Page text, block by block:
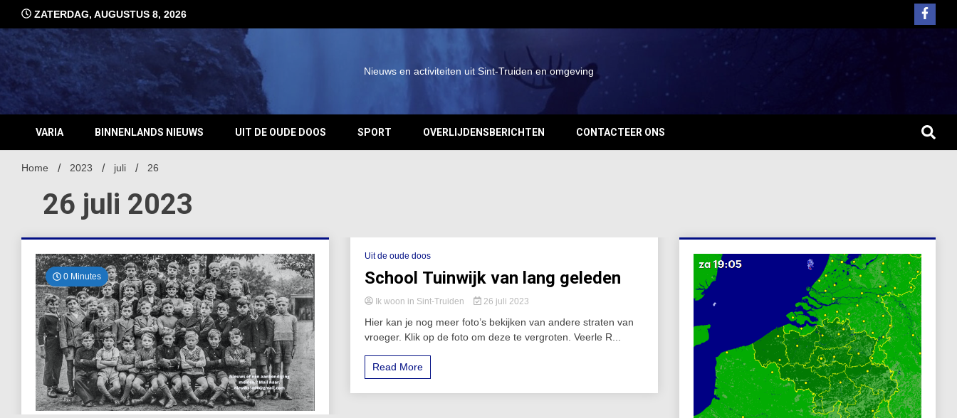
inhoud
ZATERDAG, AUGUSTUS 8, 2026
Nieuws en activiteiten uit Sint-Truiden en omgeving
VARIA BINNENLANDS NIEUWS UIT DE OUDE DOOS SPORT OVERLIJDENSBERICHTEN CONTACTEER ONS
Home 2023 juli 26
26 juli 2023
0 Minutes
Uit de oude doos
School Tuinwijk van lang geleden
Ik woon in Sint-Truiden 26 juli 2023
Hier kan je nog meer foto’s bekijken van andere straten van
vroeger. Klik op de foto om deze te vergroten. Veerle R...
Read More